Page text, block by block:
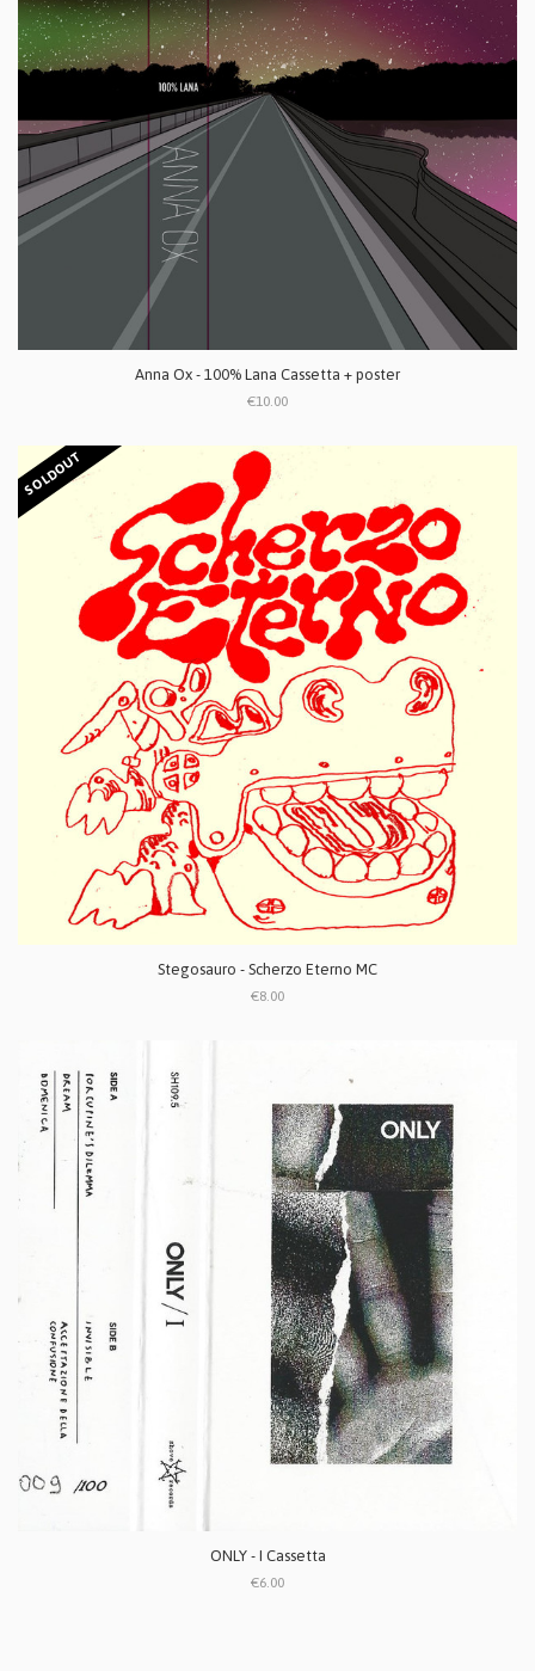
Anna Ox - 100% Lana Cassetta + poster
€10.00
SOLDOUT
Stegosauro - Scherzo Eterno MC
€8.00
ONLY - I Cassetta
€6.00